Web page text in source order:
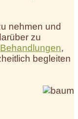
nehmen und
zu
Behandlungen,
begleiten